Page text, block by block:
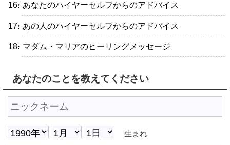
・あなたのハイヤーセルフからのアドバイス
・あの人のハイヤーセルフからのアドバイス
・マダム・マリアのヒーリングメッセージ
あなたのことを教えてください
生まれ